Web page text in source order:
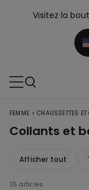
Visitez la
FEMME > CHAUSSETTES
Collants et
Afficher tout
35 articles